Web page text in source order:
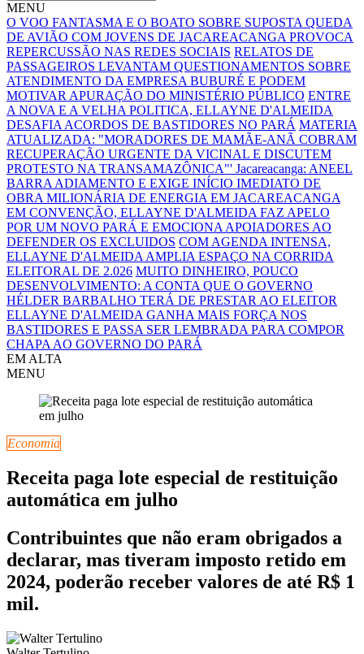
MENU
O VOO FANTASMA E O BOATO SOBRE SUPOSTA QUEDA
DE AVIÃO COM JOVENS DE JACAREACANGA PROVOCA
REPERCUSSÃO NAS REDES SOCIAIS RELATOS DE
PASSAGEIROS LEVANTAM QUESTIONAMENTOS SOBRE
ATENDIMENTO DA EMPRESA BUBURÉ E PODEM
MOTIVAR APURAÇÃO DO MINISTÉRIO PÚBLICO ENTRE
A NOVA E A VELHA POLITICA, ELLAYNE D'ALMEIDA
DESAFIA ACORDOS DE BASTIDORES NO PARÁ MATERIA
ATUALIZADA: "MORADORES DE MAMÃE-ANÃ COBRAM
RECUPERAÇÃO URGENTE DA VICINAL E DISCUTEM
PROTESTO NA TRANSAMAZÔNICA"' Jacareacanga: ANEEL
BARRA ADIAMENTO E EXIGE INÍCIO IMEDIATO DE
OBRA MILIONÁRIA DE ENERGIA EM JACAREACANGA
EM CONVENÇÃO, ELLAYNE D'ALMEIDA FAZ APELO
POR UM NOVO PARÁ E EMOCIONA APOIADORES AO
DEFENDER OS EXCLUIDOS COM AGENDA INTENSA,
ELLAYNE D'ALMEIDA AMPLIA ESPAÇO NA CORRIDA
ELEITORAL DE 2.026 MUITO DINHEIRO, POUCO
DESENVOLVIMENTO: A CONTA QUE O GOVERNO
HÉLDER BARBALHO TERÁ DE PRESTAR AO ELEITOR
ELLAYNE D'ALMEIDA GANHA MAIS FORÇA NOS
BASTIDORES E PASSA SER LEMBRADA PARA COMPOR
CHAPA AO GOVERNO DO PARÁ
EM ALTA
MENU
Economia
Receita paga lote especial de restituição
automática em julho
Contribuintes que não eram obrigados a
declarar, mas tiveram imposto retido em
2024, poderão receber valores de até R$ 1
mil.